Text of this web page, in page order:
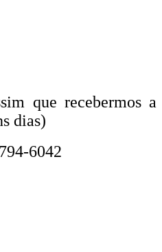
que recebermos a
dias)
6042